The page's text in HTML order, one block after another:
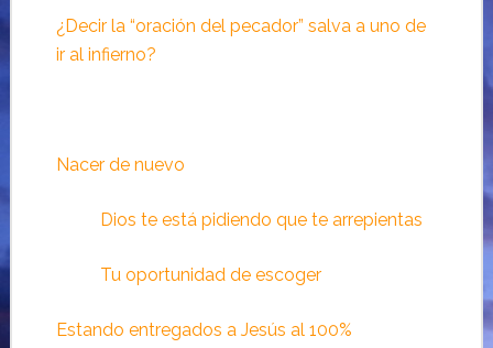
¿Decir la “oración del pecador” salva a uno de
ir al infierno?
Nacer de nuevo
Dios te está pidiendo que te arrepientas
Tu oportunidad de escoger
Estando entregados a Jesús al 100%